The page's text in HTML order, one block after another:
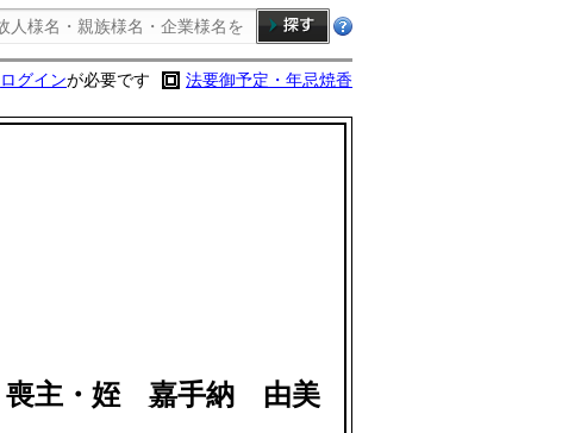
法要御予定・年忌焼香
ログインが必要です
喪主・姪 嘉手納 由美